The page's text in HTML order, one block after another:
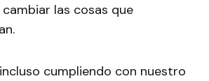
las cosas que
cumpliendo con nuestro